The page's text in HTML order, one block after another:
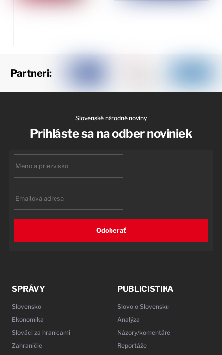
Partneri:
Slovenské národné noviny
Prihláste sa na odber noviniek
Odoberať
SPRÁVY
Slovensko
Ekonomika
Slováci za hranicami
Zahraničie
PUBLICISTIKA
Slovo o Slovensku
Analýza
Názory/komentáre
Reportáže